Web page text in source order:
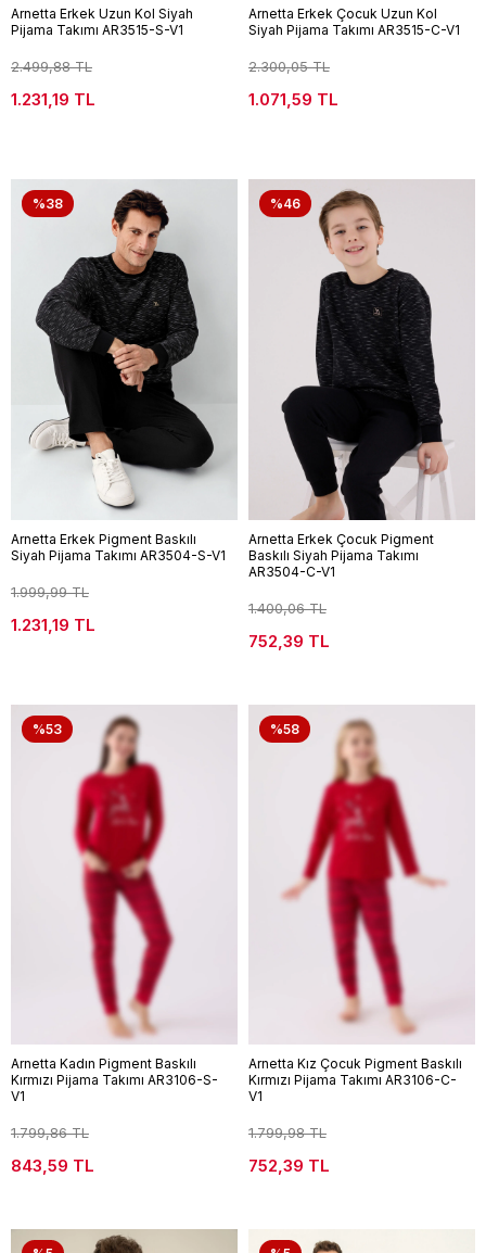
Arnetta Erkek Uzun Kol Siyah
Pijama Takımı AR3515-S-V1
2.499,88 TL
1.231,19 TL
Arnetta Erkek Çocuk Uzun Kol
Siyah Pijama Takımı AR3515-C-V1
2.300,05 TL
1.071,59 TL
%38
Arnetta Erkek Pigment Baskılı
Siyah Pijama Takımı AR3504-S-V1
1.999,99 TL
1.231,19 TL
%46
Arnetta Erkek Çocuk Pigment
Baskılı Siyah Pijama Takımı
AR3504-C-V1
1.400,06 TL
752,39 TL
%53
Arnetta Kadın Pigment Baskılı
Kırmızı Pijama Takımı AR3106-S-
V1
1.799,86 TL
843,59 TL
%58
Arnetta Kız Çocuk Pigment Baskılı
Kırmızı Pijama Takımı AR3106-C-
V1
1.799,98 TL
752,39 TL